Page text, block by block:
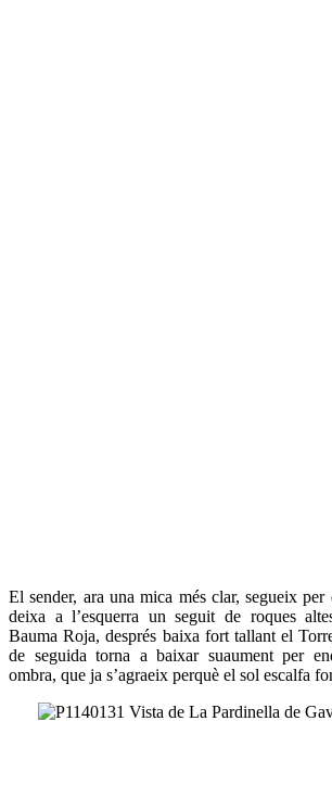
El sender, ara una mica més clar, segueix
deixa a l’esquerra un seguit de roques
Bauma Roja, després baixa fort tallant el
de seguida torna a baixar suaument per
ombra, que ja s’agraeix perquè el sol escalfa